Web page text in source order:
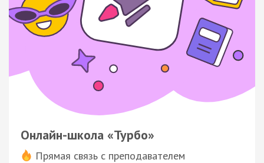
Онлайн-школа «Турбо»
Прямая связь с преподавателем